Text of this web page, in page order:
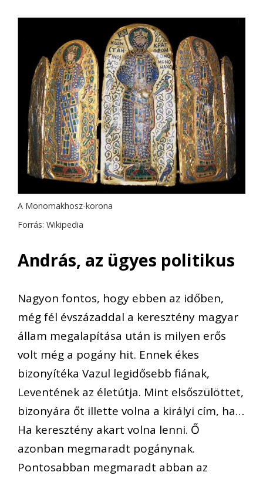
A Monomakhosz-korona
Forrás: Wikipedia
András, az ügyes politikus
Nagyon fontos, hogy ebben az időben,
még fél évszázaddal a keresztény magyar
állam megalapítása után is milyen erős
volt még a pogány hit. Ennek ékes
bizonyítéka Vazul legidősebb fiának,
Leventének az életútja. Mint elsőszülöttet,
bizonyára őt illette volna a királyi cím, ha…
Ha keresztény akart volna lenni. Ő
azonban megmaradt pogánynak.
Pontosabban megmaradt abban az